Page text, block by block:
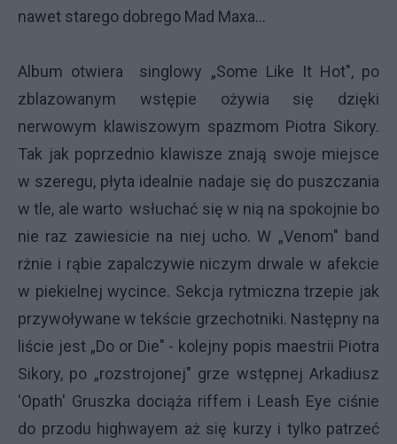
nawet starego dobrego Mad Maxa...
Album otwiera singlowy „Some Like It Hot", po
zblazowanym wstępie ożywia się dzięki
nerwowym klawiszowym spazmom Piotra Sikory.
Tak jak poprzednio klawisze znają swoje miejsce
w szeregu, płyta idealnie nadaje się do puszczania
w tle, ale warto wsłuchać się w nią na spokojnie bo
nie raz zawiesicie na niej ucho. W „Venom" band
rżnie i rąbie zapalczywie niczym drwale w afekcie
w piekielnej wycince. Sekcja rytmiczna trzepie jak
przywoływane w tekście grzechotniki. Następny na
liście jest „Do or Die" - kolejny popis maestrii Piotra
Sikory, po „rozstrojonej" grze wstępnej Arkadiusz
'Opath' Gruszka dociąża riffem i Leash Eye ciśnie
do przodu highwayem aż się kurzy i tylko patrzeć